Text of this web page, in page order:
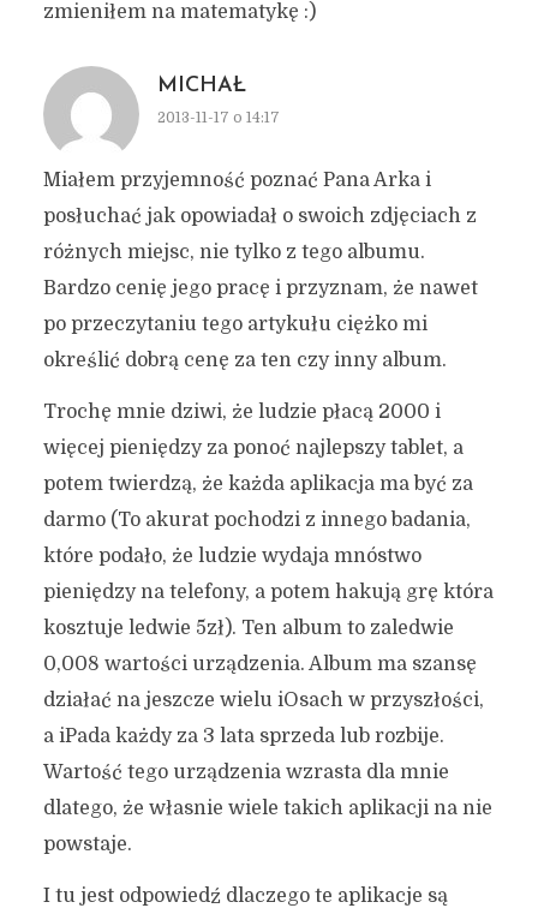
zmieniłem na matematykę :)
MICHAŁ
2013-11-17 o 14:17
Miałem przyjemność poznać Pana Arka i
posłuchać jak opowiadał o swoich zdjęciach z
różnych miejsc, nie tylko z tego albumu.
Bardzo cenię jego pracę i przyznam, że nawet
po przeczytaniu tego artykułu ciężko mi
określić dobrą cenę za ten czy inny album.
Trochę mnie dziwi, że ludzie płacą 2000 i
więcej pieniędzy za ponoć najlepszy tablet, a
potem twierdzą, że każda aplikacja ma być za
darmo (To akurat pochodzi z innego badania,
które podało, że ludzie wydaja mnóstwo
pieniędzy na telefony, a potem hakują grę która
kosztuje ledwie 5zł). Ten album to zaledwie
0,008 wartości urządzenia. Album ma szansę
działać na jeszcze wielu iOsach w przyszłości,
a iPada każdy za 3 lata sprzeda lub rozbije.
Wartość tego urządzenia wzrasta dla mnie
dlatego, że własnie wiele takich aplikacji na nie
powstaje.
I tu jest odpowiedź dlaczego te aplikacje są